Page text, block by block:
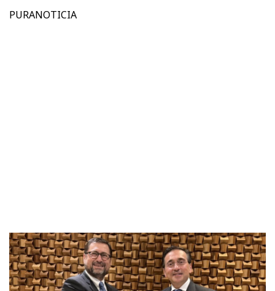
PURANOTICIA